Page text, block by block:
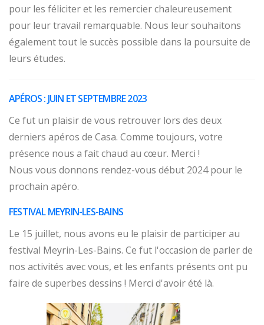
pour les féliciter et les remercier chaleureusement
pour leur travail remarquable. Nous leur souhaitons
également tout le succès possible dans la poursuite de
leurs études.
APÉROS : JUIN ET SEPTEMBRE 2023
Ce fut un plaisir de vous retrouver lors des deux
derniers apéros de Casa. Comme toujours, votre
présence nous a fait chaud au cœur. Merci !
Nous vous donnons rendez-vous début 2024 pour le
prochain apéro.
FESTIVAL MEYRIN-LES-BAINS
Le 15 juillet, nous avons eu le plaisir de participer au
festival Meyrin-Les-Bains. Ce fut l'occasion de parler de
nos activités avec vous, et les enfants présents ont pu
faire de superbes dessins ! Merci d'avoir été là.